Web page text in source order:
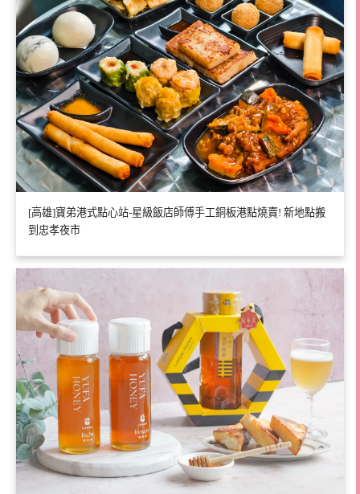
[高雄]寶弟港式點心站-星級飯店師傅手工銅板港點燒賣! 新地點搬
到忠孝夜市